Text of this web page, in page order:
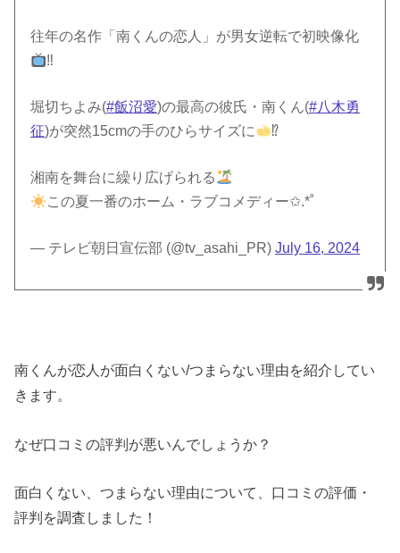
往年の名作「南くんの恋人」が男女逆転で初映像化
‼
堀切ちよみ(#飯沼愛)の最高の彼氏・南くん(#八木勇
征)が突然15cmの手のひらサイズに ⁉
湘南を舞台に繰り広げられる
この夏一番のホーム・ラブコメディー✩.*˚
— テレビ朝日宣伝部 (@tv_asahi_PR)July 16, 2024
南くんが恋人が面白くない/つまらない理由を紹介してい
きます。
なぜ口コミの評判が悪いんでしょうか？
面白くない、つまらない理由について、口コミの評価・
評判を調査しました！